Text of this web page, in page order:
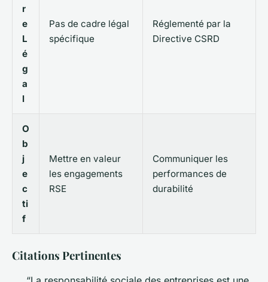
r
e
L
é
g
a
l
Pas de cadre légal
spécifique
Réglementé par la
Directive CSRD
O
b
j
e
c
ti
f
Mettre en valeur
les engagements
RSE
Communiquer les
performances de
durabilité
Citations Pertinentes